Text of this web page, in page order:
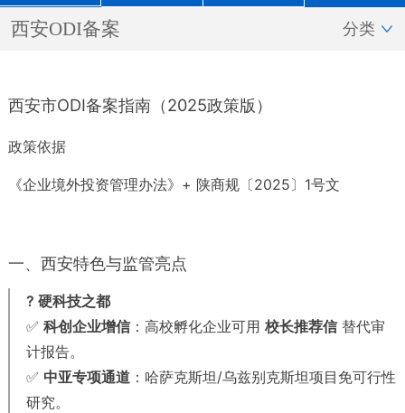
西安ODI备案 分类 
西安市ODI备案指南（2025政策版）
政策依据
《企业境外投资管理办法》+ 陕商规〔2025〕1号文
一、西安特色与监管亮点
? 硬科技之都
✅科创企业增信 ：高校孵化企业可用校长推荐信 替代审
计报告。
✅ 中亚专项通道 ：哈萨克斯坦/乌兹别克斯坦项目免可行性
研究。